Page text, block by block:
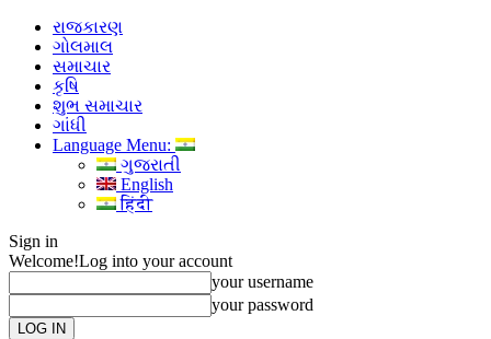
રાજકારણ
ગોલમાલ
સમાચાર
કૃષિ
શુભ સમાચાર
ગાંધી
Language Menu:
ગુજરાતી
English
हिंदी
Sign in
Welcome!Log into your account
your username
your password